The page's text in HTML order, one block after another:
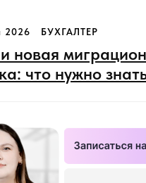
2026 БУХГАЛТЕР
новая
что нужно